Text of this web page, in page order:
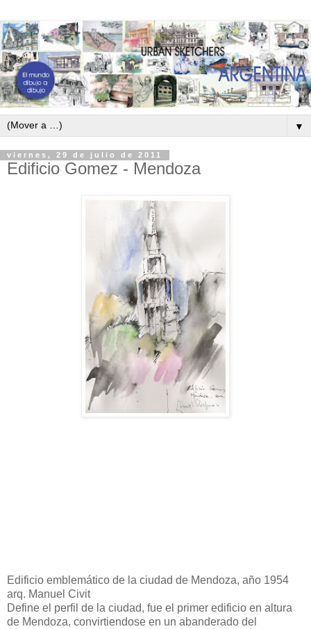
▼
viernes, 29 de julio de 2011
Edificio Gomez - Mendoza
Edificio emblemático de la ciudad de Mendoza, año 1954
arq. Manuel Civit
Define el perfil de la ciudad, fue el primer edificio en altura
de Mendoza, convirtiendose en un abanderado del